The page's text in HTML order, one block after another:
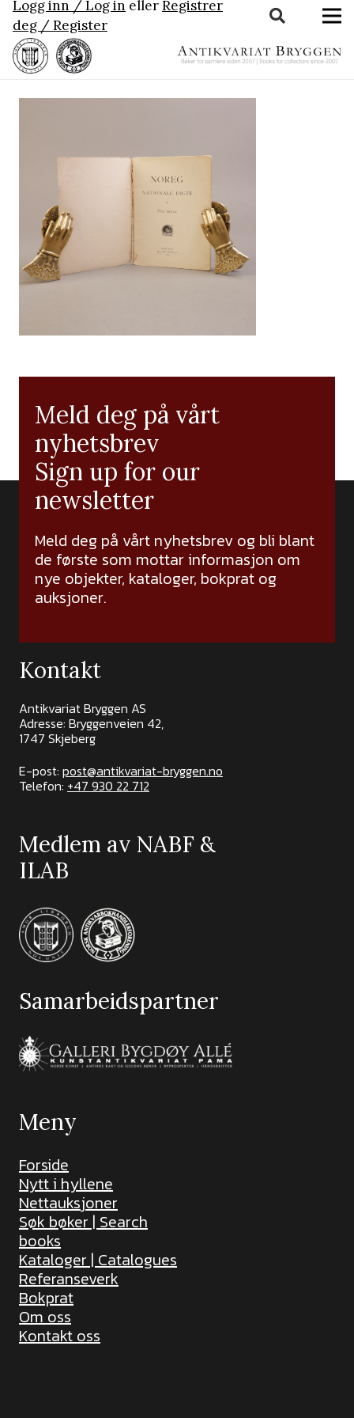
Logg inn / Log in ellerRegistrer
deg / Register
Meld deg på vårt
nyhetsbrev
Sign up for our
newsletter
Meld deg på vårt nyhetsbrev og bli blant
de første som mottar informasjon om
nye objekter, kataloger, bokprat og
auksjoner.
Kontakt
Antikvariat Bryggen AS
Adresse: Bryggenveien 42,
1747 Skjeberg
E-post: post@antikvariat-bryggen.no
Telefon: +47 930 22 712
Medlem av NABF &
ILAB
Samarbeidspartner
Meny
Forside
Nytt i hyllene
Nettauksjoner
Søk bøker | Search
books
Kataloger | Catalogues
Referanseverk
Bokprat
Om oss
Kontakt oss